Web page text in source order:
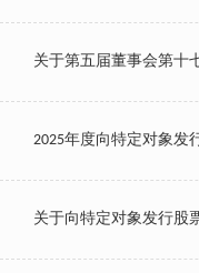
关于第五届董事会第十
2025年度向特定对象发
关于向特定对象发行股